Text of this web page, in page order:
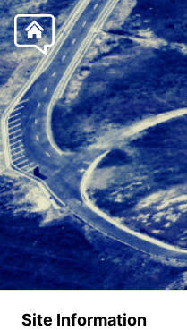
Site Information